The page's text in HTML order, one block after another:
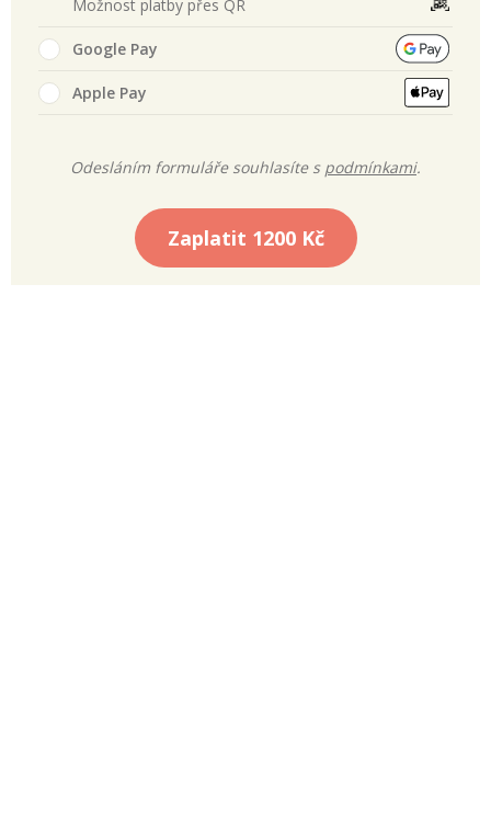
Možnost platby přes QR
Google Pay
Apple Pay
Odesláním formuláře souhlasíte s podmínkami.
Zaplatit 1200 Kč